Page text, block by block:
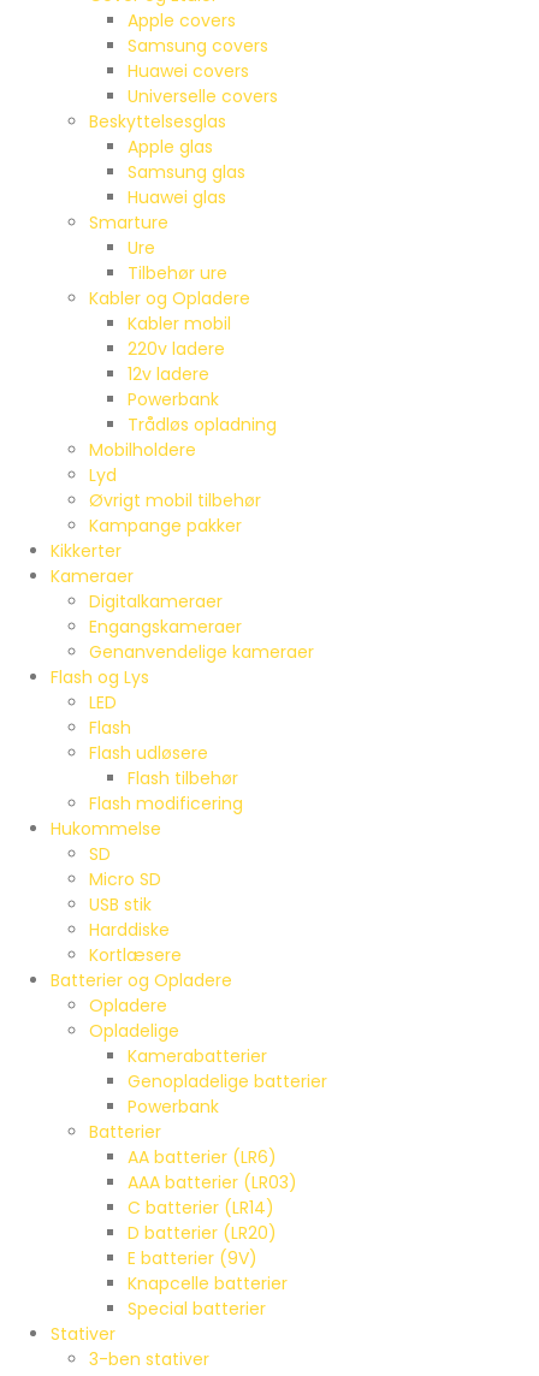
Apple covers
Samsung covers
Huawei covers
Universelle covers
Beskyttelsesglas
Apple glas
Samsung glas
Huawei glas
Smarture
Ure
Tilbehør ure
Kabler og Opladere
Kabler mobil
220v ladere
12v ladere
Powerbank
Trådløs opladning
Mobilholdere
Lyd
Øvrigt mobil tilbehør
Kampange pakker
Kikkerter
Kameraer
Digitalkameraer
Engangskameraer
Genanvendelige kameraer
Flash og Lys
LED
Flash
Flash udløsere
Flash tilbehør
Flash modificering
Hukommelse
SD
Micro SD
USB stik
Harddiske
Kortlæsere
Batterier og Opladere
Opladere
Opladelige
Kamerabatterier
Genopladelige batterier
Powerbank
Batterier
AA batterier (LR6)
AAA batterier (LR03)
C batterier (LR14)
D batterier (LR20)
E batterier (9V)
Knapcelle batterier
Special batterier
Stativer
3-ben stativer